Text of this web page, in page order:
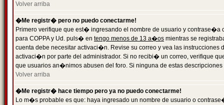
Volver arriba
�Me registr� pero no puedo conectarme!
Primero verifique que est� ingresando el nombre de usuario y
para COPPA y Ud. puls� en tengo menos de 13 a�os mientras se
cuenta debe necesitar activaci�n. Revise su correo y vea las
activaci�n por parte del administrador. Si no recibi� un correo, verifique
que usuarios an�nimos abusen del foro. Si ninguna de estas
Volver arriba
�Me registr� hace tiempo pero ya no puedo conectarme!
Lo m�s probable es que: haya ingresado un nombre de usuario o